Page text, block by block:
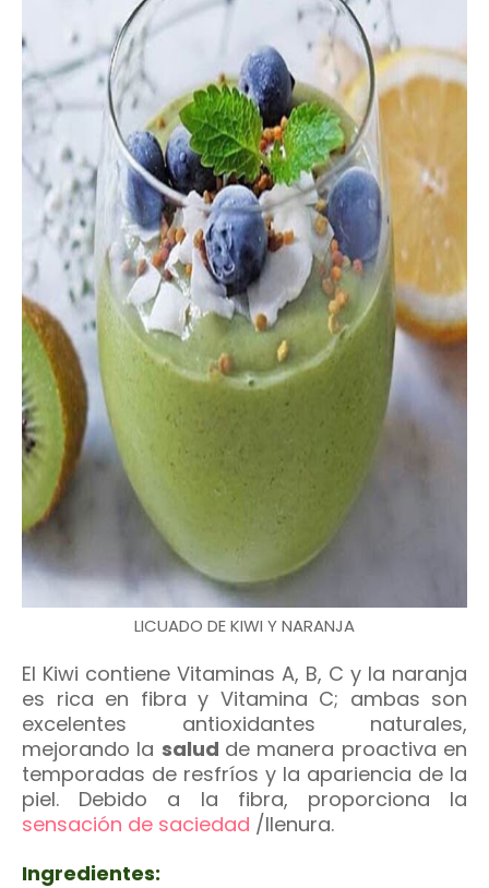
LICUADO DE KIWI Y NARANJA
El Kiwi contiene Vitaminas A, B, C y la naranja
es rica en fibra y Vitamina C; ambas son
excelentes antioxidantes naturales,
mejorando la salud de manera proactiva en
temporadas de resfríos y la apariencia de la
piel. Debido a la fibra, proporciona la
sensación de saciedad /llenura.
Ingredientes: